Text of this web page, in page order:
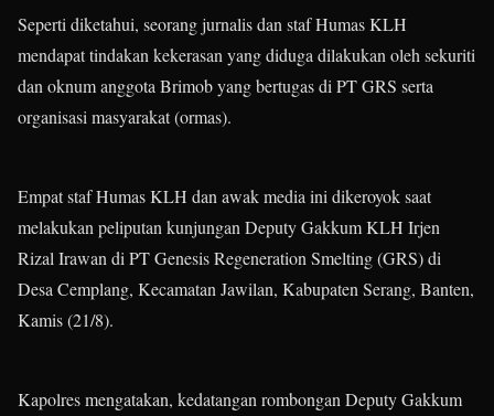
Seperti diketahui, seorang jurnalis dan staf Humas KLH
mendapat tindakan kekerasan yang diduga dilakukan oleh sekuriti
dan oknum anggota Brimob yang bertugas di PT GRS serta
organisasi masyarakat (ormas).
Empat staf Humas KLH dan awak media ini dikeroyok saat
melakukan peliputan kunjungan Deputy Gakkum KLH Irjen
Rizal Irawan di PT Genesis Regeneration Smelting (GRS) di
Desa Cemplang, Kecamatan Jawilan, Kabupaten Serang, Banten,
Kamis (21/8).
Kapolres mengatakan, kedatangan rombongan Deputy Gakkum